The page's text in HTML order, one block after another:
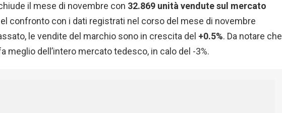
il mese di novembre con 32.869 unità vendute sul mercato
confronto con i dati registrati nel corso del mese di novembre
le vendite del marchio sono in crescita del +0.5%. Da notare che
meglio dell’intero mercato tedesco, in calo del -3%.